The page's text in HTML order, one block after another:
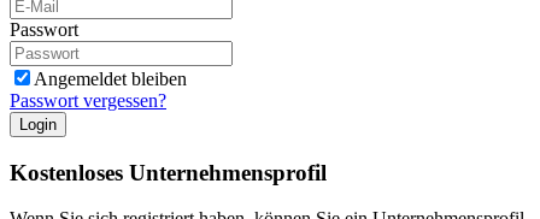
Passwort
Angemeldet bleiben
Passwort vergessen?
Login
Kostenloses Unternehmensprofil